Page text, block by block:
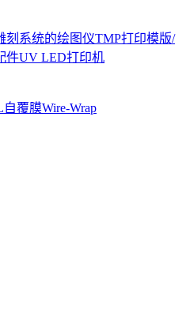
刻系统的绘图仪TMP打印模版/
件UV LED打印机
覆膜Wire-Wrap